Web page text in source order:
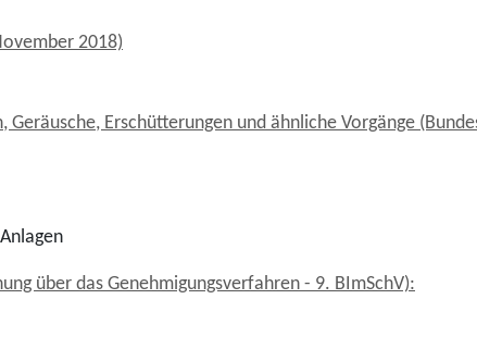
2018)
Erschütterungen und ähnliche Vorgänge
über das Genehmigungsverfahren - 9. BImSchV):